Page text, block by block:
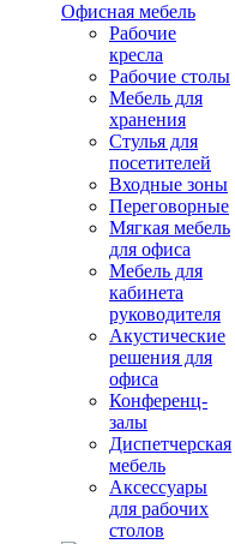
Офисная мебель
Рабочие
кресла
Рабочие столы
Мебель для
хранения
Стулья для
посетителей
Входные зоны
Переговорные
Мягкая мебель
для офиса
Мебель для
кабинета
руководителя
Акустические
решения для
офиса
Конференц-
залы
Диспетчерская
мебель
Аксессуары
для рабочих
столов